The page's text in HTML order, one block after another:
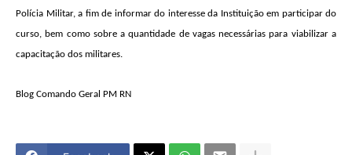
Polícia Militar, a fim de informar do interesse da Instituição em participar do
curso, bem como sobre a quantidade de vagas necessárias para viabilizar a
capacitação dos militares.
Blog Comando Geral PM RN